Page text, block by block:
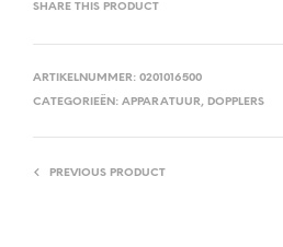
SHARE THIS PRODUCT
ARTIKELNUMMER: 0201016500
CATEGORIEËN: APPARATUUR, DOPPLERS
PREVIOUS PRODUCT